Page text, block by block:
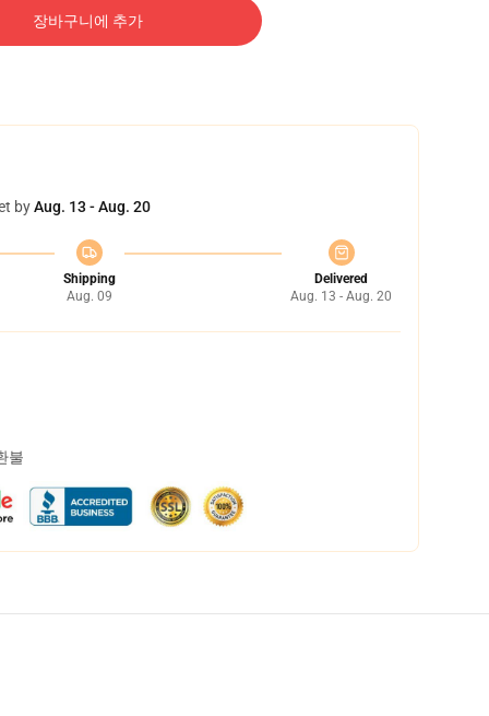
장바구니에 추가
byAug. 13 - Aug. 20
Shipping
Aug. 09
Delivered
Aug. 13 - Aug. 20
불